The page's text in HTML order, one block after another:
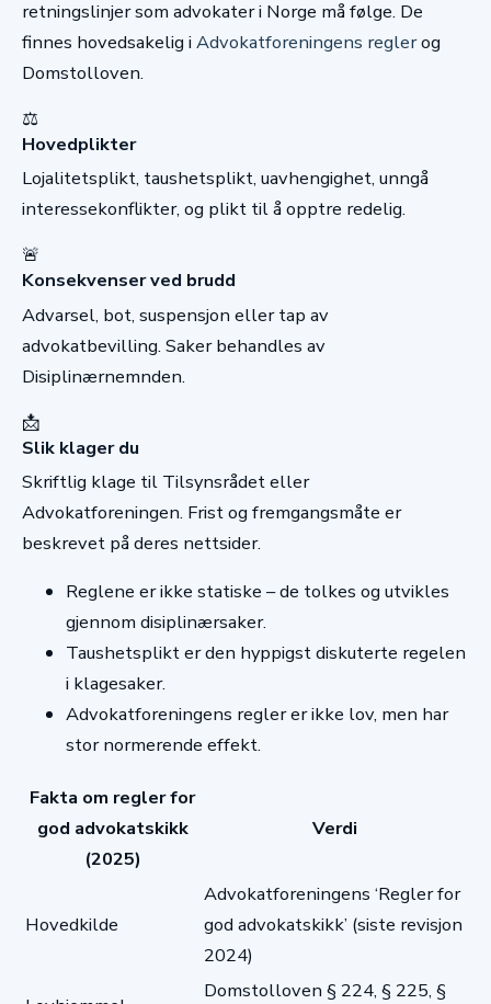
retningslinjer som advokater i Norge må følge. De
finnes hovedsakelig i Advokatforeningens reglerog
Domstolloven.
⚖️
Hovedplikter
Lojalitetsplikt, taushetsplikt, uavhengighet, unngå
interessekonflikter, og plikt til å opptre redelig.
🚨
Konsekvenser ved brudd
Advarsel, bot, suspensjon eller tap av
advokatbevilling. Saker behandles av
Disiplinærnemnden.
📩
Slik klager du
Skriftlig klage til Tilsynsrådet eller
Advokatforeningen. Frist og fremgangsmåte er
beskrevet på deres nettsider.
Reglene er ikke statiske – de tolkes og utvikles
gjennom disiplinærsaker.
Taushetsplikt er den hyppigst diskuterte regelen
i klagesaker.
Advokatforeningens regler er ikke lov, men har
stor normerende effekt.
Fakta om regler for
god advokatskikk
(2025)
Verdi
Hovedkilde
Advokatforeningens ‘Regler for
god advokatskikk’ (siste revisjon
2024)
Domstolloven § 224, § 225, §